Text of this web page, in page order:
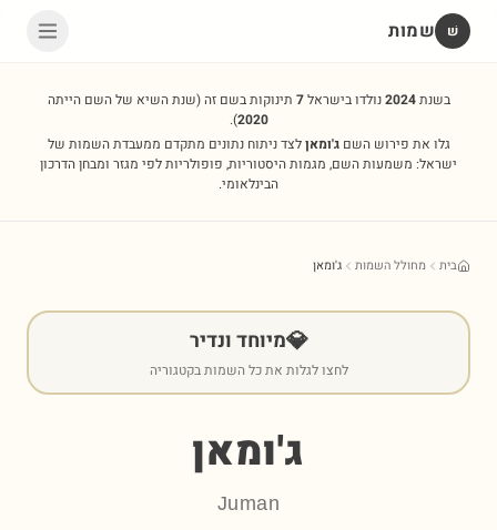
שׁ שמות
בשנת2024נולדו בישראל7 תינוקות בשם זה(שנת השיא של השם הייתה
2020
).
גלו את פירוש השםג'ומאןלצד ניתוח נתונים מתקדם ממעבדת השמות של
ישראל: משמעות השם, מגמות היסטוריות, פופולריות לפי מגזר ומבחן הדרכון
הבינלאומי.
בית מחולל השמות ג'ומאן
💎מיוחד ונדיר
לחצו לגלות את כל השמות בקטגוריה
ג'ומאן
Juman